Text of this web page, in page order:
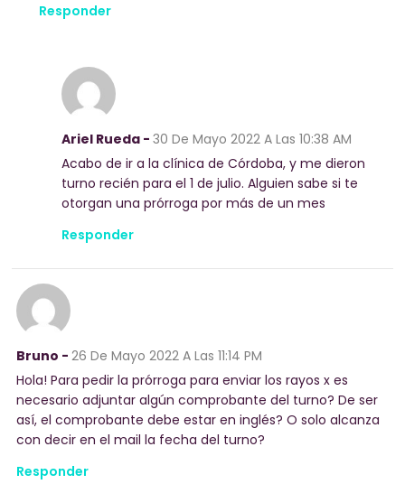
Responder
Ariel Rueda - 30 De Mayo 2022 A Las 10:38 AM
Acabo de ir a la clínica de Córdoba, y me dieron
turno recién para el 1 de julio. Alguien sabe si te
otorgan una prórroga por más de un mes
Responder
Bruno - 26 De Mayo 2022 A Las 11:14 PM
Hola! Para pedir la prórroga para enviar los rayos x es
necesario adjuntar algún comprobante del turno? De ser
así, el comprobante debe estar en inglés? O solo alcanza
con decir en el mail la fecha del turno?
Responder